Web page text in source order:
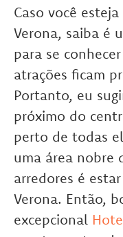
Caso você
Verona, saiba é
para se
atrações ficam
Portanto, eu
próximo do
perto de todas
uma área nobre
arredores é
Verona. Então,
excepcional